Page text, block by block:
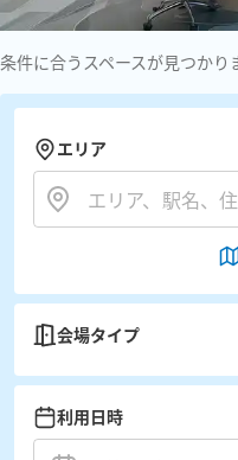
条件に合うスペースが見つかり
エリア
会場タイプ
利用日時